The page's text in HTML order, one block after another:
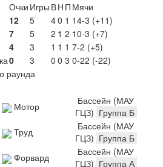
Очки Игры ВН П Мячи
12 5 40 1 14-3 (+11)
7 5 2 1 2 10-3 (+7)
4 3 1 1 1 7-2 (+5)
0 3 0 0 3 0-22 (-22)
раунда
Мотор
Бассейн (МАУ
ГЦЗ) Группа Б
Труд
Бассейн (МАУ
ГЦЗ) Группа Б
Форвард
Бассейн (МАУ
ГЦЗ) Группа А